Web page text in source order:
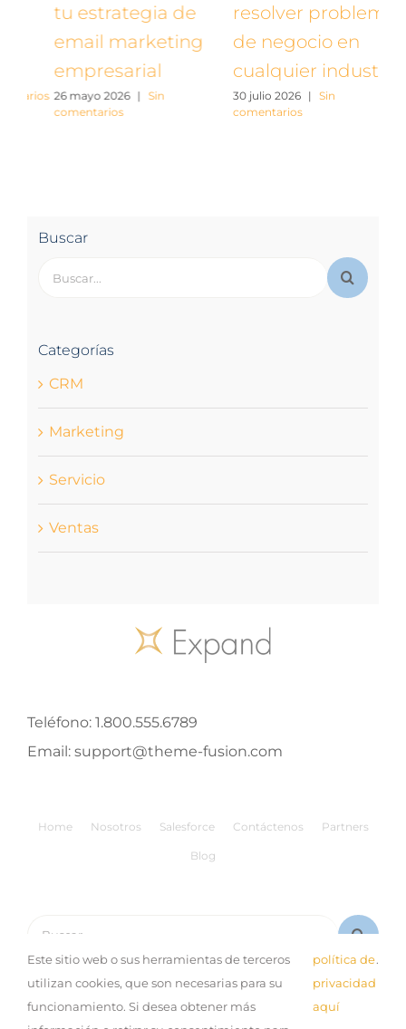
tu estrategia de
email marketing
empresarial
26 mayo 2026 | Sin
comentarios
resolver problemas
de negocio en
cualquier industria
30 julio 2026 | Sin
comentarios
Buscar
Buscar:
Categorías
CRM
Marketing
Servicio
Ventas
Teléfono: 1.800.555.6789
Email: support@theme-fusion.com
Home Nosotros Salesforce Contáctenos Partners
Blog
Buscar:
Este sitio web o sus herramientas de terceros
utilizan cookies, que son necesarias para su
funcionamiento. Si desea obtener más
política de
privacidad
aquí
.